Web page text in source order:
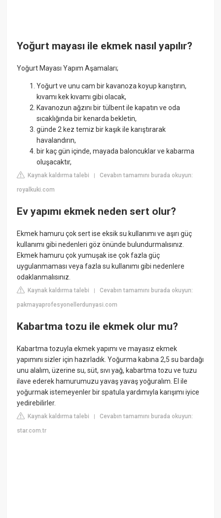
Yoğurt mayası ile ekmek nasıl yapılır?
Yoğurt Mayası Yapım Aşamaları;
Yoğurt ve unu cam bir kavanoza koyup karıştırın,
kıvamı kek kıvamı gibi olacak,
Kavanozun ağzını bir tülbent ile kapatın ve oda
sıcaklığında bir kenarda bekletin,
günde 2 kez temiz bir kaşık ile karıştırarak
havalandırın,
bir kaç gün içinde, mayada baloncuklar ve kabarma
oluşacaktır,
Kaynak kaldırma talebi |Cevabın tamamını burada okuyun:
royalkuki.com
Ev yapımı ekmek neden sert olur?
Ekmek hamuru çok sert ise eksik su kullanımı ve aşırı güç
kullanımı gibi nedenleri göz önünde bulundurmalısınız.
Ekmek hamuru çok yumuşak ise çok fazla güç
uygulanmaması veya fazla su kullanımı gibi nedenlere
odaklanmalısınız.
Kaynak kaldırma talebi |Cevabın tamamını burada okuyun:
pakmayaprofesyonellerdunyasi.com
Kabartma tozu ile ekmek olur mu?
Kabartma tozuyla ekmek yapımı ve mayasız ekmek
yapımını sizler için hazırladık. Yoğurma kabına 2,5 su bardağı
unu alalım, üzerine su, süt, sıvı yağ, kabartma tozu ve tuzu
ilave ederek hamurumuzu yavaş yavaş yoğuralım. El ile
yoğurmak istemeyenler bir spatula yardımıyla karışımı iyice
yedirebilirler.
Kaynak kaldırma talebi |Cevabın tamamını burada okuyun:
star.com.tr